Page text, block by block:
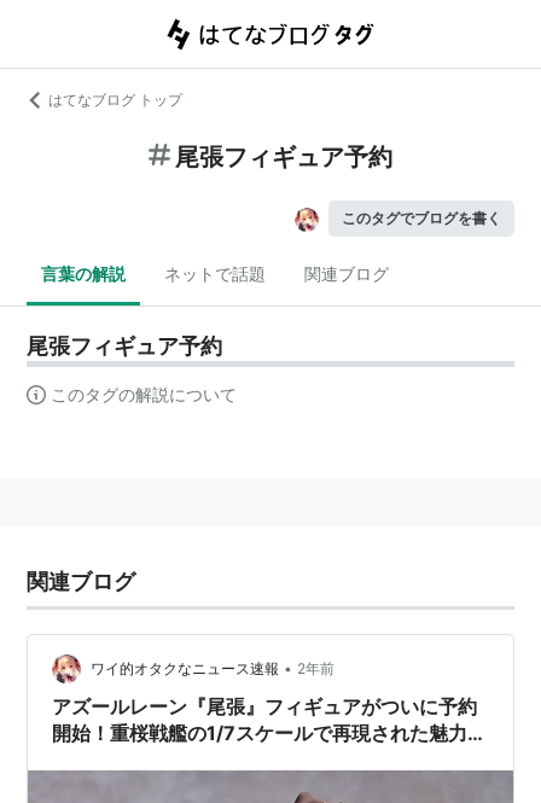
はてなブログ トップ
尾張フィギュア予約
このタグでブログを書く
言葉の解説 ネットで話題 関連ブログ
尾張フィギュア予約
このタグの解説について
関連ブログ
ワイ的オタクなニュース速報 • 2年前
アズールレーン『尾張』フィギュアがついに予約
開始！重桜戦艦の1/7スケールで再現された魅力を